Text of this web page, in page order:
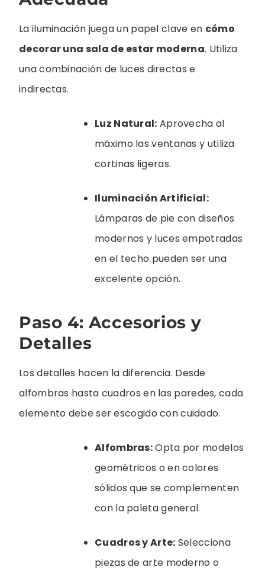
La iluminación juega un papel clave en cómo
decorar una sala de estar moderna. Utiliza
una combinación de luces directas e
indirectas.
Luz Natural: Aprovecha al
máximo las ventanas y utiliza
cortinas ligeras.
Iluminación Artificial:
Lámparas de pie con diseños
modernos y luces empotradas
en el techo pueden ser una
excelente opción.
Paso 4: Accesorios y
Detalles
Los detalles hacen la diferencia. Desde
alfombras hasta cuadros en las paredes, cada
elemento debe ser escogido con cuidado.
Alfombras:Opta por modelos
geométricos o en colores
sólidos que se complementen
con la paleta general.
Cuadros y Arte: Selecciona
piezas de arte moderno o